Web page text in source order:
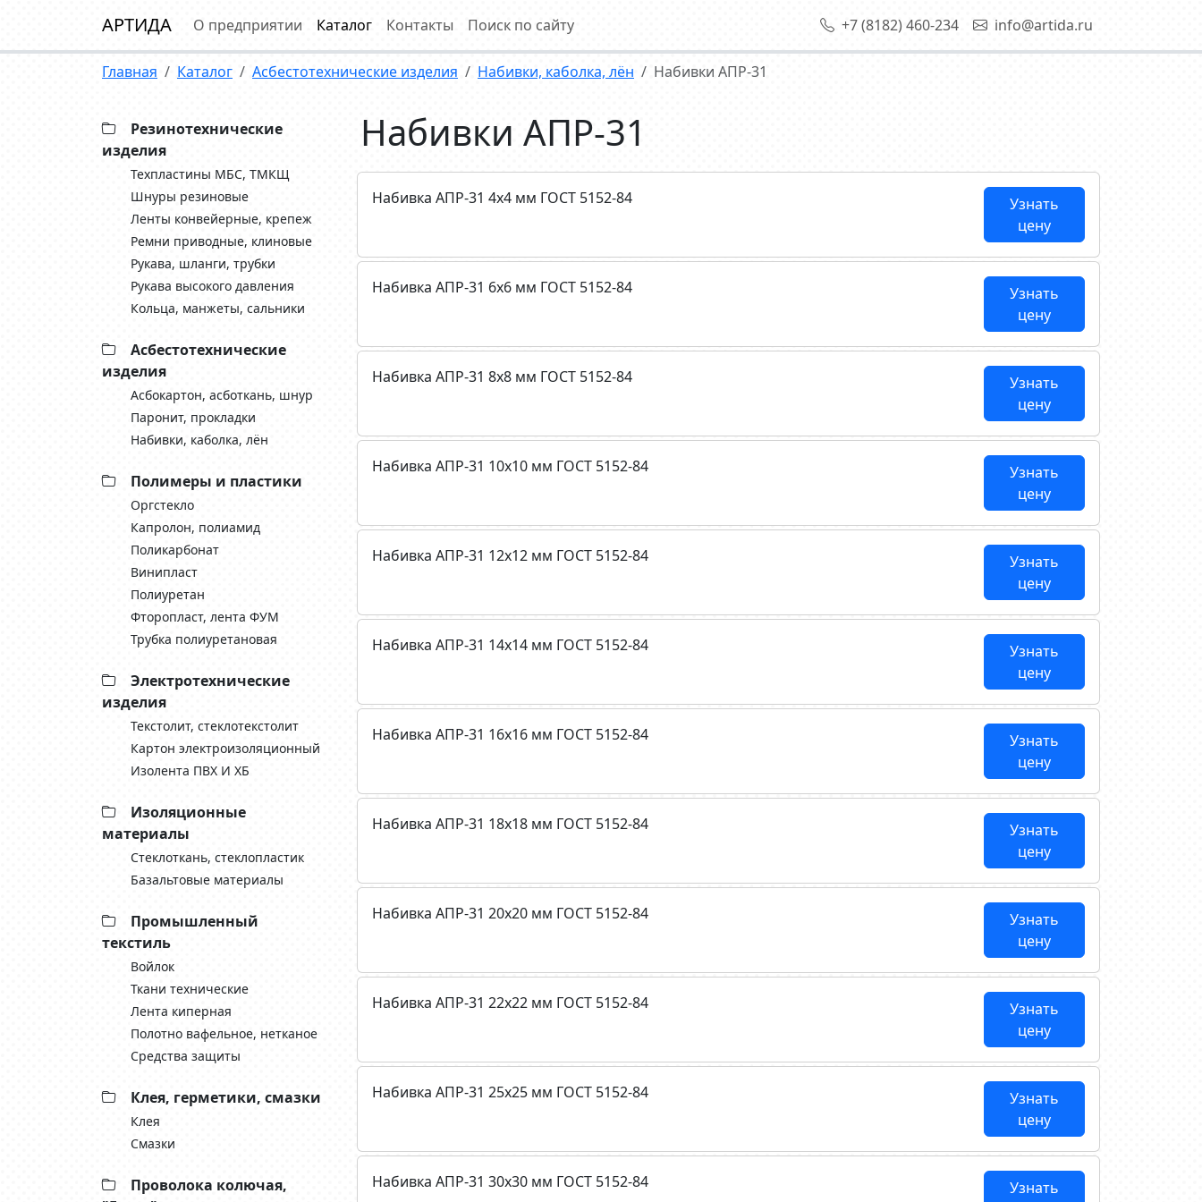
АРТИДА О предприятии Каталог Контакты Поиск по сайту +7 (8182) 460-234 info@artida.ru
Главная Каталог Асбестотехнические изделия Набивки, каболка, лён Набивки АПР-31
Резинотехнические
изделия
Техпластины МБС, ТМКЩ
Шнуры резиновые
Ленты конвейерные, крепеж
Ремни приводные, клиновые
Рукава, шланги, трубки
Рукава высокого давления
Кольца, манжеты, сальники
Асбестотехнические
изделия
Асбокартон, асботкань, шнур
Паронит, прокладки
Набивки, каболка, лён
Полимеры и пластики
Оргстекло
Капролон, полиамид
Поликарбонат
Винипласт
Полиуретан
Фторопласт, лента ФУМ
Трубка полиуретановая
Электротехнические
изделия
Текстолит, стеклотекстолит
Картон электроизоляционный
Изолента ПВХ И ХБ
Изоляционные
материалы
Стеклоткань, cтеклопластик
Базальтовые материалы
Промышленный
текстиль
Войлок
Ткани технические
Лента киперная
Полотно вафельное, нетканое
Средства защиты
Клея, герметики, смазки
Клея
Смазки
Проволока колючая,
Набивки АПР-31
Набивка АПР-31 4х4 мм ГОСТ 5152-84
Узнать
цену
Набивка АПР-31 6х6 мм ГОСТ 5152-84
Узнать
цену
Набивка АПР-31 8х8 мм ГОСТ 5152-84
Узнать
цену
Набивка АПР-31 10х10 мм ГОСТ 5152-84
Узнать
цену
Набивка АПР-31 12х12 мм ГОСТ 5152-84
Узнать
цену
Набивка АПР-31 14х14 мм ГОСТ 5152-84
Узнать
цену
Набивка АПР-31 16х16 мм ГОСТ 5152-84
Узнать
цену
Набивка АПР-31 18х18 мм ГОСТ 5152-84
Узнать
цену
Набивка АПР-31 20х20 мм ГОСТ 5152-84
Узнать
цену
Набивка АПР-31 22х22 мм ГОСТ 5152-84
Узнать
цену
Набивка АПР-31 25х25 мм ГОСТ 5152-84
Узнать
цену
Набивка АПР-31 30х30 мм ГОСТ 5152-84
Узнать